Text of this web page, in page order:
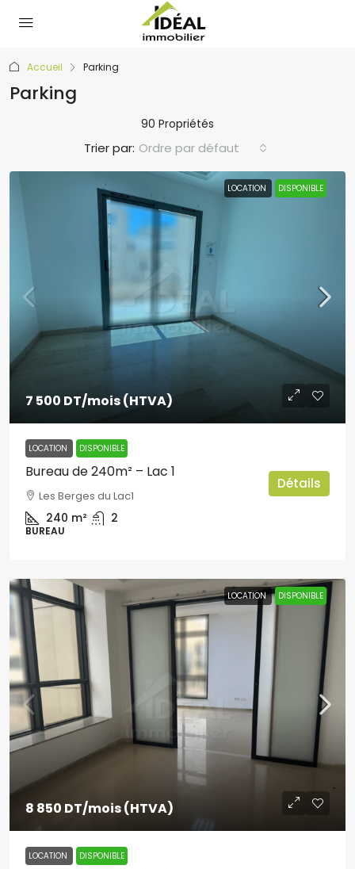
Accueil Parking
Parking
90 Propriétés
Trier par: Ordre par défaut
LOCATION DISPONIBLE
7 500 DT/mois (HTVA)
LOCATION DISPONIBLE
Bureau de 240m² – Lac 1
Les Berges du Lac1
240 m² 2
BUREAU
Détails
LOCATION DISPONIBLE
8 850 DT/mois (HTVA)
LOCATION DISPONIBLE